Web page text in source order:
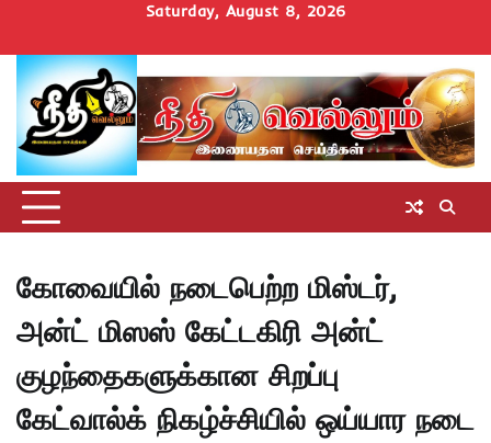
content
Saturday, August 8, 2026
Homeசெய்திகள்
தமிழ்நாடுமாவட்டச்செய்திகள்
அரசியல்ஆன்மிகம்
சட்டம்
அறிவோம்
சினிமாUncategorized
கோவையில் நடைபெற்ற மிஸ்டர்,
அன்ட் மிஸஸ் கேட்டகிரி அன்ட்
குழந்தைகளுக்கான சிறப்பு
கேட்வால்க் நிகழ்ச்சியில் ஒய்யார நடை